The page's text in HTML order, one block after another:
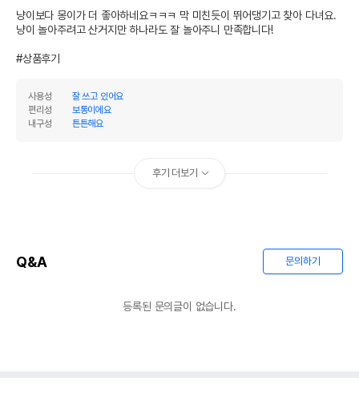
냥이보다 몽이가 더 좋아하네요ㅋㅋㅋ 막 미친듯이 뛰어댕기고 찾아 다녀요.
냥이 놀아주려고 산거지만 하나라도 잘 놀아주니 만족합니다!
#상품후기
사용성
잘 쓰고 있어요
편리성
보통이에요
내구성
튼튼해요
후기 더보기
Q&A 문의하기
등록된 문의글이 없습니다.